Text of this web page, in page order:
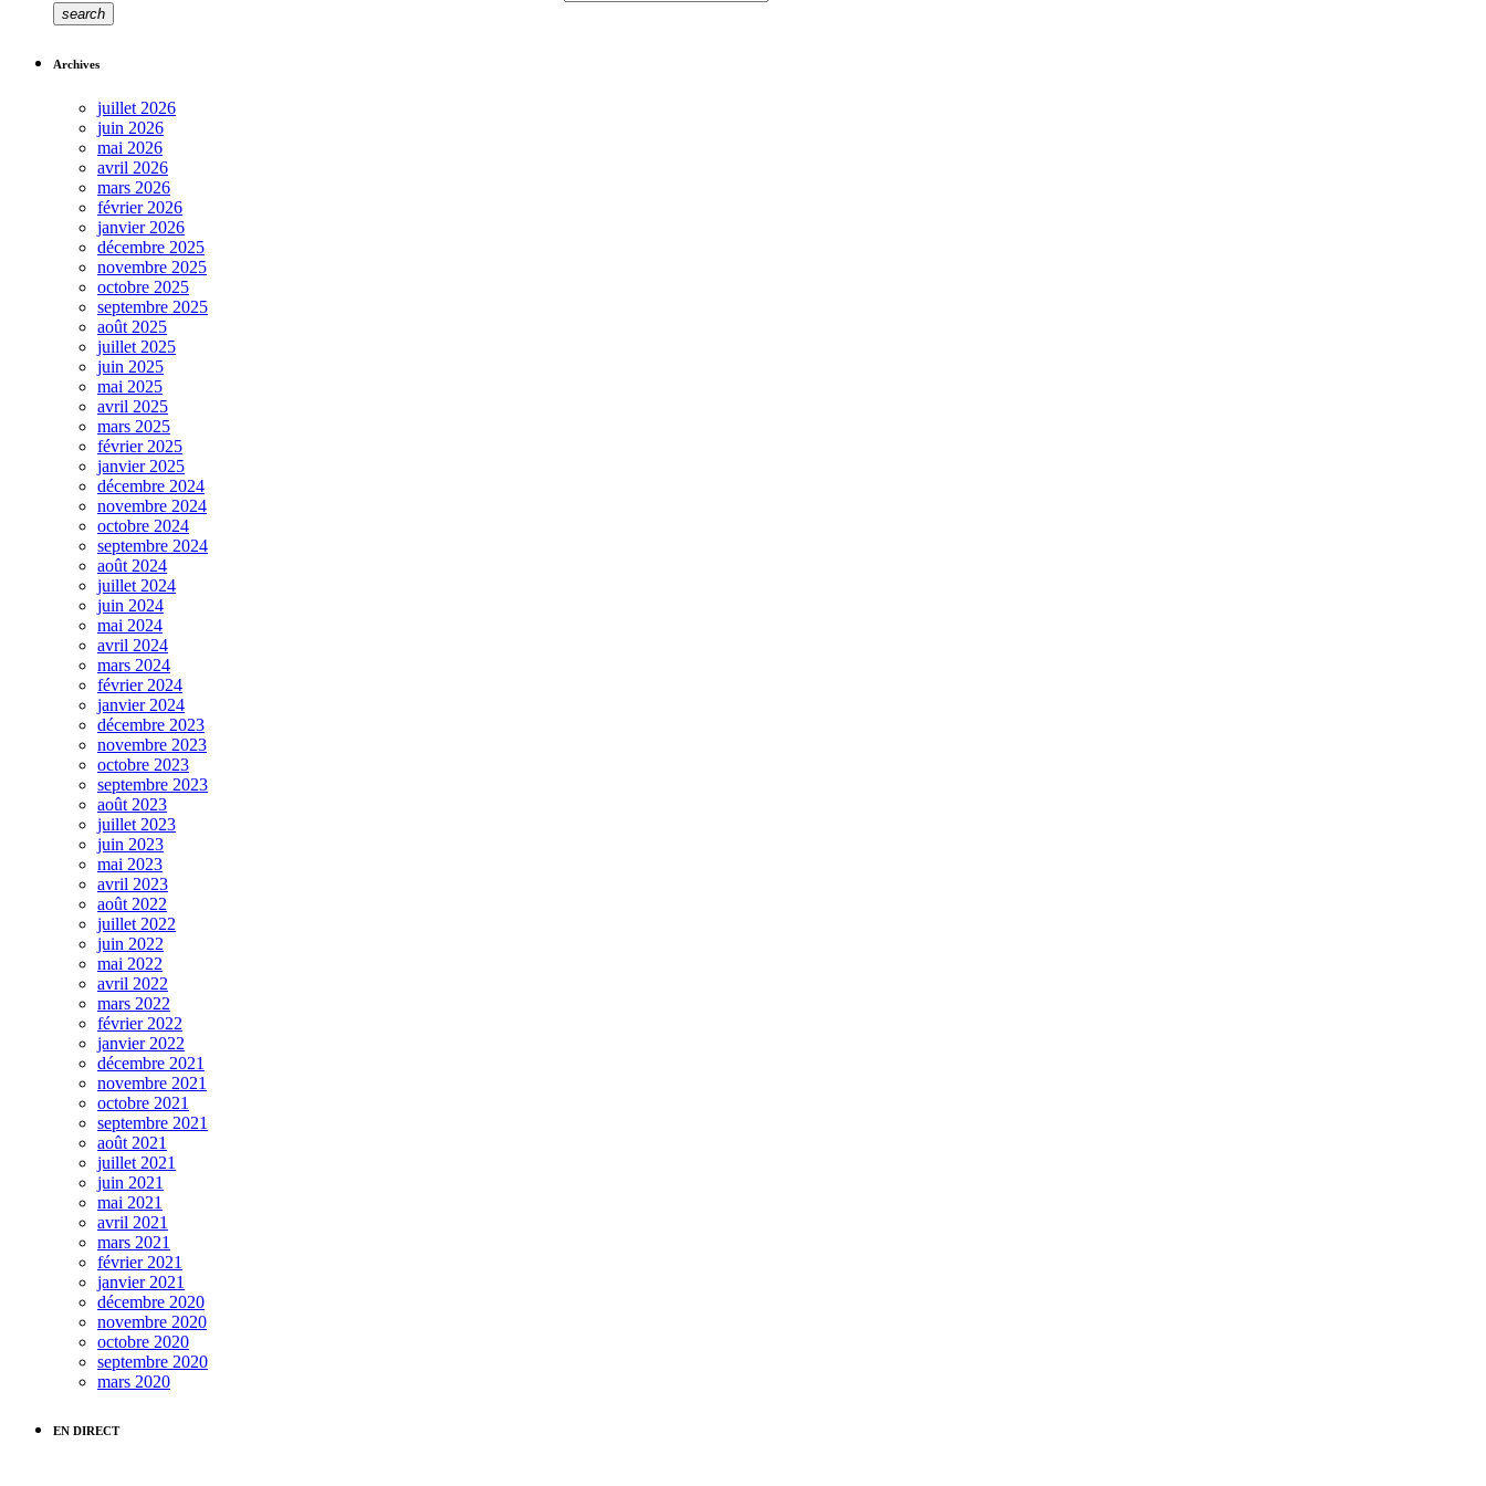
search
Archives
juillet 2026
juin 2026
mai 2026
avril 2026
mars 2026
février 2026
janvier 2026
décembre 2025
novembre 2025
octobre 2025
septembre 2025
août 2025
juillet 2025
juin 2025
mai 2025
avril 2025
mars 2025
février 2025
janvier 2025
décembre 2024
novembre 2024
octobre 2024
septembre 2024
août 2024
juillet 2024
juin 2024
mai 2024
avril 2024
mars 2024
février 2024
janvier 2024
décembre 2023
novembre 2023
octobre 2023
septembre 2023
août 2023
juillet 2023
juin 2023
mai 2023
avril 2023
août 2022
juillet 2022
juin 2022
mai 2022
avril 2022
mars 2022
février 2022
janvier 2022
décembre 2021
novembre 2021
octobre 2021
septembre 2021
août 2021
juillet 2021
juin 2021
mai 2021
avril 2021
mars 2021
février 2021
janvier 2021
décembre 2020
novembre 2020
octobre 2020
septembre 2020
mars 2020
EN DIRECT